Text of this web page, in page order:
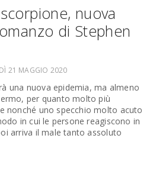
nuova
di Stephen
21 MAGGIO 2020
una nuova epidemia, ma almeno
per quanto molto più
nonché uno specchio molto acuto
in cui le persone reagiscono in
arriva il male tanto assoluto